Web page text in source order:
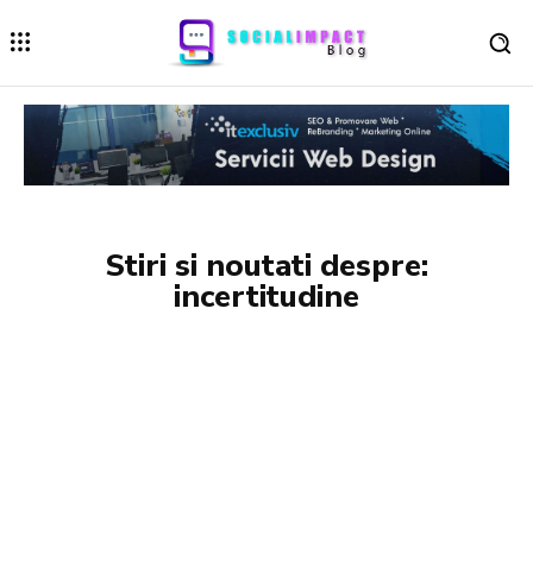
Stiri si noutati despre:
incertitudine